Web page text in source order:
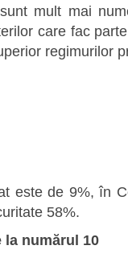
mult mai
care fac
regimurilor
este de 9%, în
58%.
numărul 10